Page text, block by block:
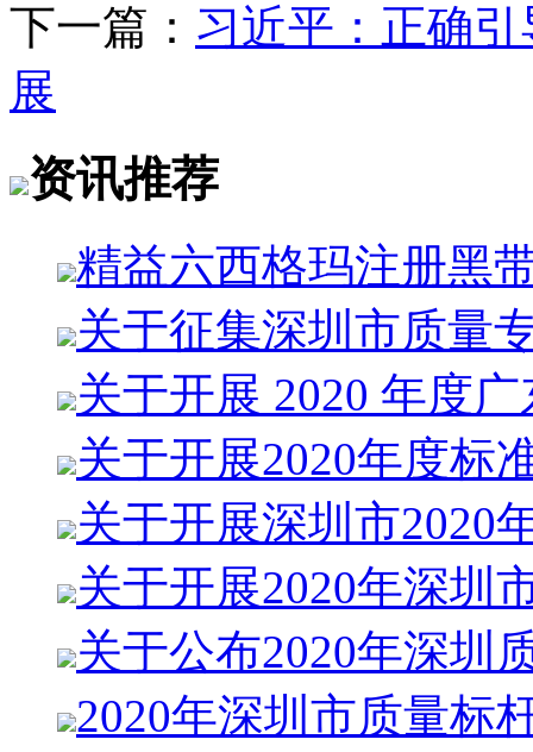
下一篇： 习近平：正确
展
资讯推荐
精益六西格玛注册黑
关于征集深圳市质量
关于开展 2020 年度
关于开展2020年度标
关于开展深圳市2020
关于开展2020年深圳
关于公布2020年深圳
2020年深圳市质量标